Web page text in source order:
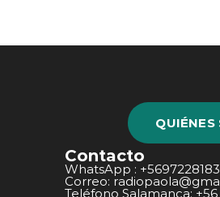
QUIÉNES
Contacto
WhatsApp :
Correo:
Teléfono Salamanca: +56